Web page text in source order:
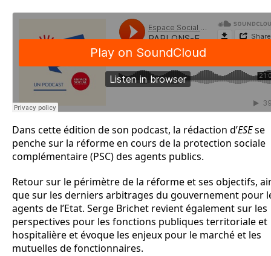
Dans cette édition de son podcast, la rédaction d’ESEse
penche sur la réforme en cours de la protection sociale
complémentaire (PSC) des agents publics.
Retour sur le périmètre de la réforme et ses objectifs,
que sur les derniers arbitrages du gouvernement pour
agents de l’Etat. Serge Brichet revient également sur les
perspectives pour les fonctions publiques territoriale et
hospitalière et évoque les enjeux pour le marché et les
mutuelles de fonctionnaires.